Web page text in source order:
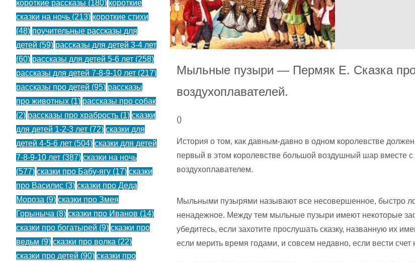
Мыльные пузыри — Пермяк Е. Сказка
воздухоплавателей.
()
История о том, как давным-давно в одном королевстве
первый в этом королевстве большой воздушный шар вместе с
воздухоплавателем.
Мыльными пузырями называют все несовершенное, быстро
ненадежное. Между тем мыльные пузыри имеют некоторые
убедитесь, если захотите прослушать сказку, названную их
если мерить время годами, и совсем недавно, если вести счет
короткие рассказы (180) короткие
сказки на ночь (213) короткие стихи
(48) поучительные рассказы для
детей (59) рассказы для детей 3-4 лет
(60) рассказы для детей 5-6 лет (258)
рассказы для детей 7-8-9-10 лет (217)
рассказы про детей (95) рассказы
про животных (1) рассказы про собак
(2) рассказы про храбрость (1) сказки
для детей 1-2-3 лет (72) сказки для
детей 4-5-6 лет (504) сказки для детей
7-8-9-10 лет (387) сказки на ночь
(577) сказки про Бабу-ягу (17) сказки
про Василис (3) сказки про Деда
Мороза (9) сказки про Змея
Горыныча (8) сказки про Иванов (14)
сказки про богатырей (9) сказки про
ведьм (9) сказки про волка (22)
сказки про детей (90) сказки про